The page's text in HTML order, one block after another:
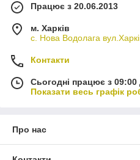
Працює з 20.06.2013
м. Харків
с. Нова Водолага
Контакти
Сьогодні працює з 09:00
Показати весь графік
Про нас